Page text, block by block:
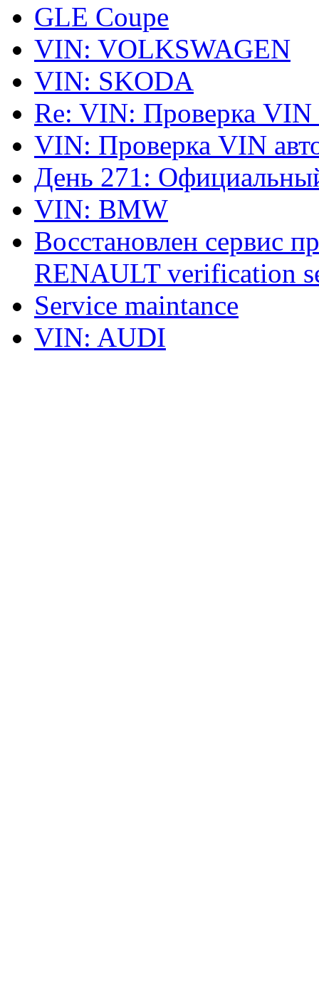
GLE Coupe
VIN: VOLKSWAGEN
VIN: SKODA
Re: VIN: Проверка VIN
VIN: Проверка VIN
День 271:
VIN: BMW
Восстановлен сервис
RENAULT verification
Service maintance
VIN: AUDI